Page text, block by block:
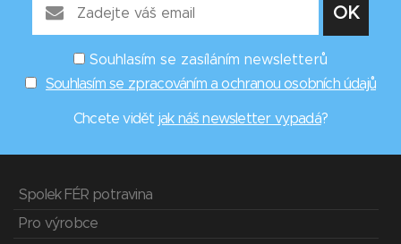
Souhlasím se zasíláním newsletterů
Souhlasím se zpracováním a ochranou osobních údajů
Chcete vidět jak náš newsletter vypadá?
Spolek FÉR potravina
Pro výrobce